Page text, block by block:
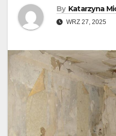
By Katarzyna
WRZ 27, 2025